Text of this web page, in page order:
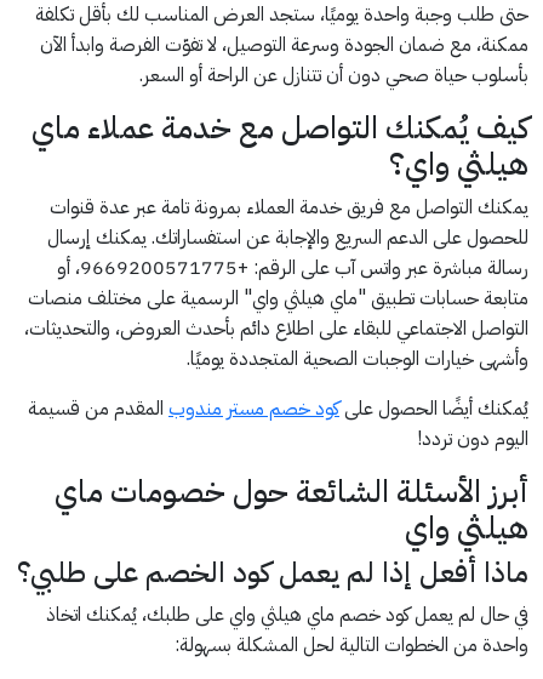
حتى طلب وجبة واحدة يوميًا، ستجد العرض المناسب لك بأقل تكلفة
ممكنة، مع ضمان الجودة وسرعة التوصيل، لا تفوّت الفرصة وابدأ الآن
بأسلوب حياة صحي دون أن تتنازل عن الراحة أو السعر.
كيف يُمكنك التواصل مع خدمة عملاء ماي
هيلثي واي؟
يمكنك التواصل مع فريق خدمة العملاء بمرونة تامة عبر عدة قنوات
للحصول على الدعم السريع والإجابة عن استفساراتك. يمكنك إرسال
رسالة مباشرة عبر واتس آب على الرقم: +9669200571775، أو
متابعة حسابات تطبيق "ماي هيلثي واي" الرسمية على مختلف منصات
التواصل الاجتماعي للبقاء على اطلاع دائم بأحدث العروض، والتحديثات،
وأشهى خيارات الوجبات الصحية المتجددة يوميًا.
يُمكنك أيضًا الحصول علىكود خصم مستر مندوب المقدم من قسيمة
اليوم دون تردد!
أبرز الأسئلة الشائعة حول خصومات ماي
هيلثي واي
ماذا أفعل إذا لم يعمل كود الخصم على طلبي؟
في حال لم يعمل كود خصم ماي هيلثي واي على طلبك، يُمكنك اتخاذ
واحدة من الخطوات التالية لحل المشكلة بسهولة: